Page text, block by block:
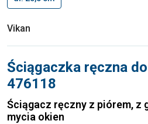
Vikan
Ściągaczka ręczna
476118
Ściągacz ręczny z piórem, z
mycia okien